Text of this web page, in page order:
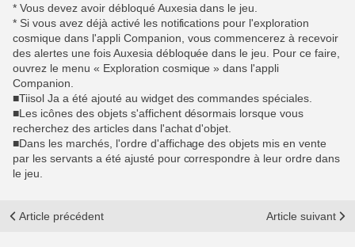
* Vous devez avoir débloqué Auxesia dans le jeu.
* Si vous avez déjà activé les notifications pour l'exploration
cosmique dans l'appli Companion, vous commencerez à recevoir
des alertes une fois Auxesia débloquée dans le jeu. Pour ce faire,
ouvrez le menu « Exploration cosmique » dans l'appli
Companion.
■Tiisol Ja a été ajouté au widget des commandes spéciales.
■Les icônes des objets s'affichent désormais lorsque vous
recherchez des articles dans l'achat d'objet.
■Dans les marchés, l'ordre d'affichage des objets mis en vente
par les servants a été ajusté pour correspondre à leur ordre dans
le jeu.
Article précédent Article suivant